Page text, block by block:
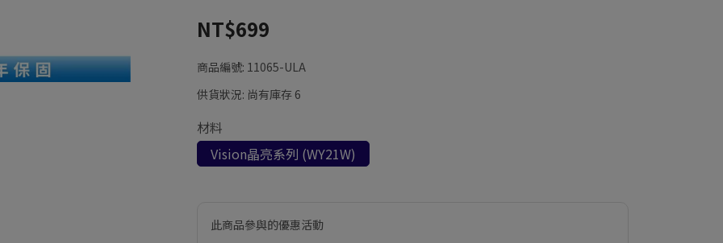
NT$699
商品編號: 11065-ULA
供貨狀況: 尚有庫存 6
材料
Vision晶亮系列 (WY21W)
此商品參與的優惠活動